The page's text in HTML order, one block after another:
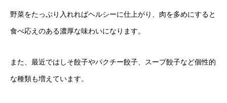
野菜をたっぷり入れればヘルシーに仕上がり、肉を多めにすると
食べ応えのある濃厚な味わいになります。
また、最近ではしそ餃子やパクチー餃子、スープ餃子など個性的
な種類も増えています。